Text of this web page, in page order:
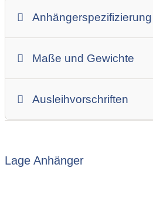
Anhängerspezifizierung
Maße und Gewichte
Ausleihvorschriften
Bereitstellung und Rückgabe
Lage Anhänger